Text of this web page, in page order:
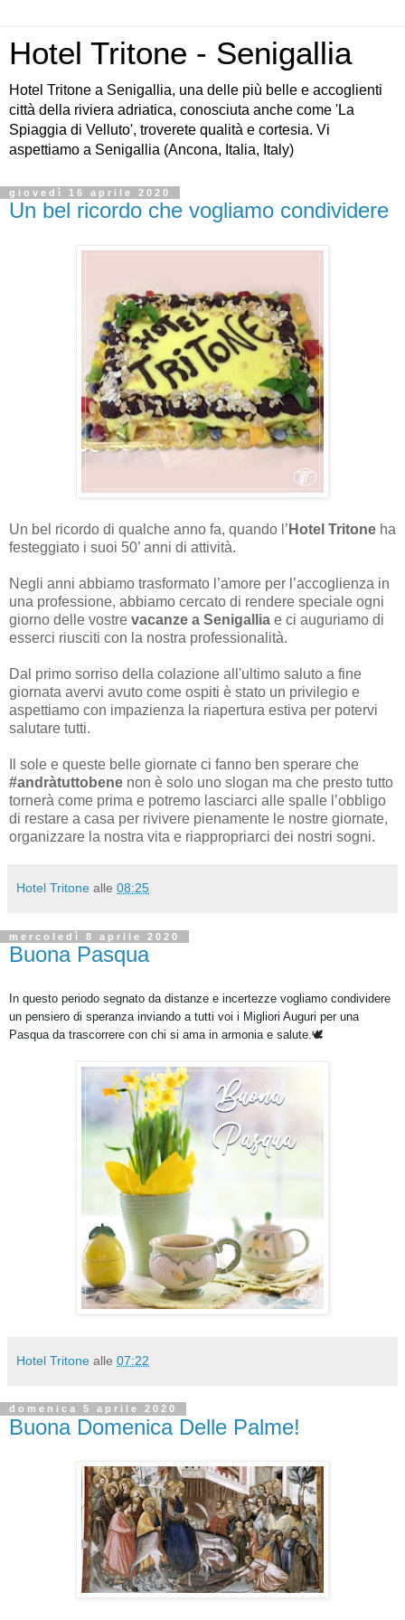
Hotel Tritone - Senigallia
Hotel Tritone a Senigallia, una delle più belle e accoglienti
città della riviera adriatica, conosciuta anche come 'La
Spiaggia di Velluto', troverete qualità e cortesia. Vi
aspettiamo a Senigallia (Ancona, Italia, Italy)
giovedì 16 aprile 2020
Un bel ricordo che vogliamo condividere
Un bel ricordo di qualche anno fa, quando l’ Hotel Tritone ha
festeggiato i suoi 50’ anni di attività.
Negli anni abbiamo trasformato l’amore per l’accoglienza in
una professione, abbiamo cercato di rendere speciale ogni
giorno delle vostre vacanze a Senigallia e ci auguriamo di
esserci riusciti con la nostra professionalità.
Dal primo sorriso della colazione all'ultimo saluto a fine
giornata avervi avuto come ospiti è stato un privilegio e
aspettiamo con impazienza la riapertura estiva per potervi
salutare tutti.
Il sole e queste belle giornate ci fanno ben sperare che
#andràtuttobene non è solo uno slogan ma che presto tutto
tornerà come prima e potremo lasciarci alle spalle l’obbligo
di restare a casa per rivivere pienamente le nostre giornate,
organizzare la nostra vita e riappropriarci dei nostri sogni.
Hotel Tritone alle 08:25
mercoledì 8 aprile 2020
Buona Pasqua
In questo periodo segnato da distanze e incertezze vogliamo condividere
un pensiero di speranza inviando a tutti voi i Migliori Auguri per una
Hotel Tritone alle 07:22
domenica 5 aprile 2020
Buona Domenica Delle Palme!